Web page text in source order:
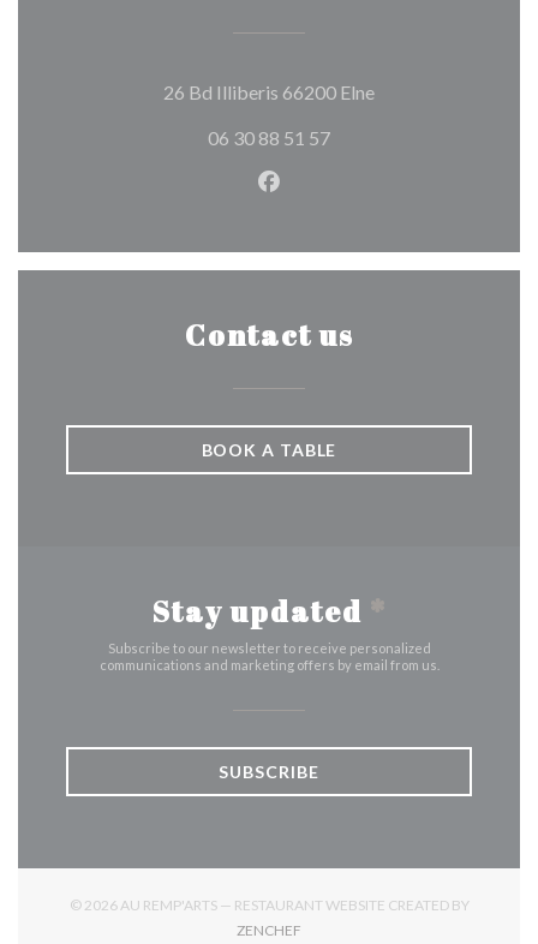
26 Bd Illiberis 66200 Elne((opens in a new
06 30 88 51 57
Facebook ((opens in a new
Contact us
BOOK A TABLE
Stay updated *
Subscribe to our newsletter to receive personalized
communications and marketing offers by email from us.
SUBSCRIBE
© 2026 AU REMP'ARTS — RESTAURANT WEBSITE CREATED BY
ZENCHEF